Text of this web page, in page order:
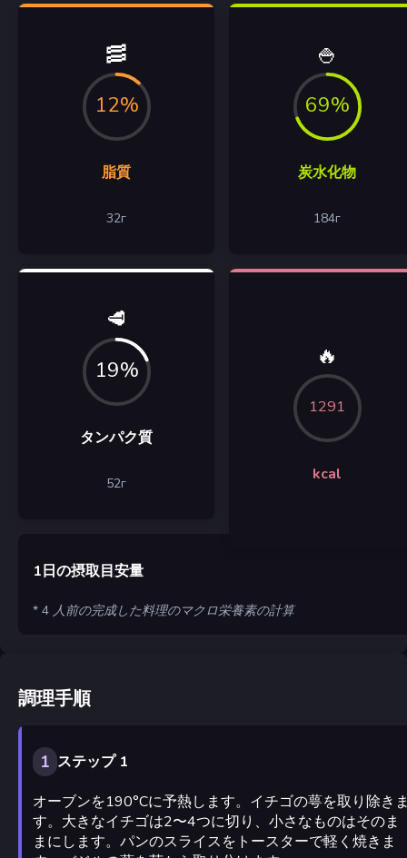
🥓
12%
脂質
32г
🍚
69%
炭水化物
184г
🥩
19%
タンパク質
52г
🔥
1291
kcal
1日の摂取目安量
* 4 人前の完成した料理のマクロ栄養素の計算
調理手順
1 ステップ 1
オーブンを190°Cに予熱します。イチゴの萼を取り除き
す。大きなイチゴは2〜4つに切り、小さなものはそのま
まにします。パンのスライスをトースターで軽く焼きま